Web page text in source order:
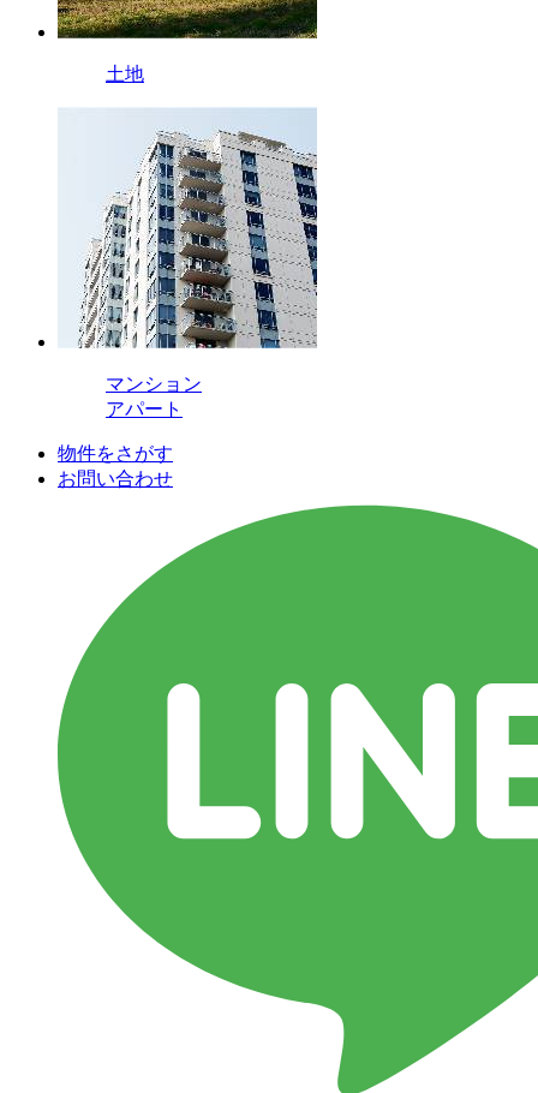
土地
マンション
アパート
物件をさがす
お問い合わせ